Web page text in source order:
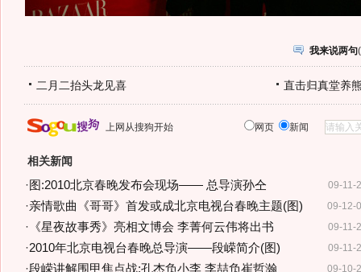
我来说两句(
二月二抬头龙见喜 直击归真堂养
上网从搜狗开始 网页 新闻
相关新闻
09-11-
· 图:2010北京春晚发布会现场—— 总导演孙仝
09-12-
·亲情歌曲《哥哥》首发或成北京电视台春晚主题(图)
09-11-
· 《星夜故事秀》亮相文博会 李菁何云伟将出书
09-11-
·2010年北京电视台春晚总导演——段嵘简介(图)
09-10-
·段嵘讲解围甲焦点战:孔杰负小李 李喆负崔哲瀚